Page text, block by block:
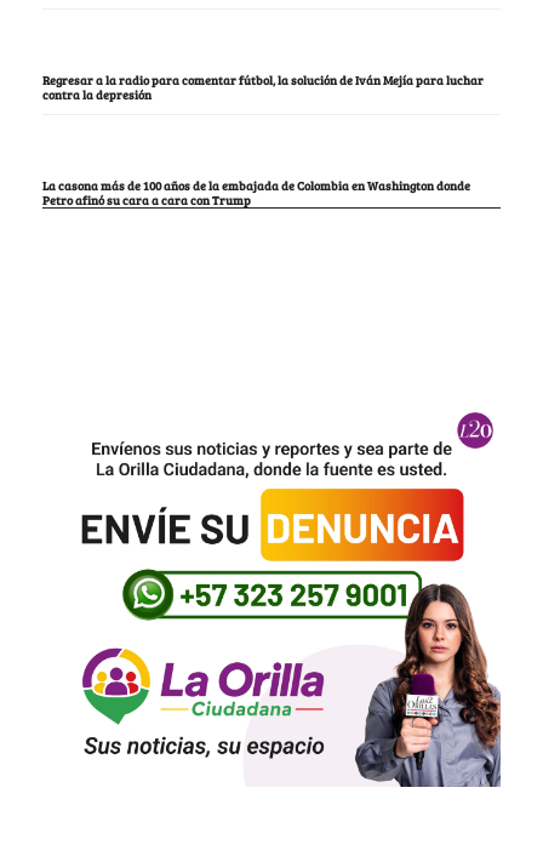
Regresar a la radio para comentar fútbol, la solución de Iván Mejía para luchar
contra la depresión
La casona más de 100 años de la embajada de Colombia en Washington donde
Petro afinó su cara a cara con Trump